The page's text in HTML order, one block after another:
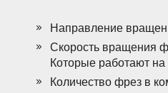
Направление
Скорость вращения
Которые работают на
Количество фрез в